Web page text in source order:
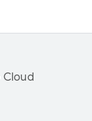
Cloud